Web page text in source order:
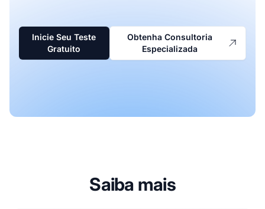
Inicie Seu Teste
Gratuito
Obtenha Consultoria
Especializada
Saiba mais